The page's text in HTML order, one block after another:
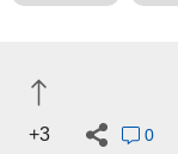
+3 0